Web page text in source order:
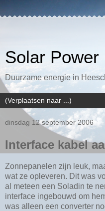
Solar Power
Duurzame energie in
dinsdag 12 september 2006
Interface kabel
Zonnepanelen zijn leuk,
wat ze opleveren. Dit was
al meteen een Soladin te
interface ingebouwd om
was alleen een converter